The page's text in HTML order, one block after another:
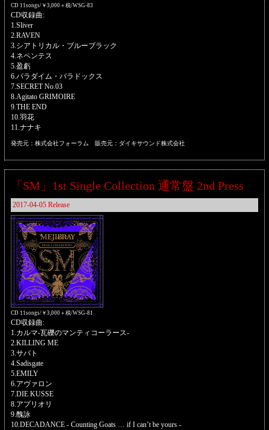
CD 11songs/￥3,000＋税/WSG-83
CD収録曲:
1.Sliver
2.RAVEN
3.シアトリカル・ブルーブラック
4.ネペンテス
5.盈虧
6.パラダイム・パラドックス
7.SECRET No.03
8.Agitato GRIMOIRE
9.THE END
10.羽花
11.ナナキ
発売元：株式会社フォーラム 販売元：ダイキサウンド株式会社
「SM」1st Single Collection 通常盤 2nd Press
2017-04-05 Release
CD 11songs/￥3,000＋税/WSG-81
CD収録曲:
1.カルマ-瓦礫のマンティコーラース-
2.KILLING ME
3.サバト
4.Sadisgate
5.EMILY
6.アヴァロン
7.DIE KUSSE
8.アプリオリ
9.醜詠
10.DECADANCE - Counting Goats … if I can’t be yours -